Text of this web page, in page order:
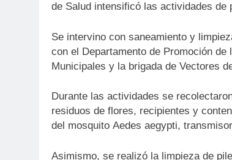
de Salud intensificó las actividades
Se intervino con saneamiento y
con el Departamento de Promoción
Municipales y la brigada de Vectores
Durante las actividades se
residuos de flores, recipientes y
del mosquito Aedes aegypti,
Asimismo, se realizó la limpieza de